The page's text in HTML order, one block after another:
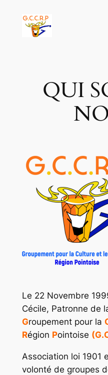
contenu
QUI
Le 22 Novembre
Cécile, Patronne de
Groupement pour la
Région Pointoise
Association loi 1901
volonté de groupes